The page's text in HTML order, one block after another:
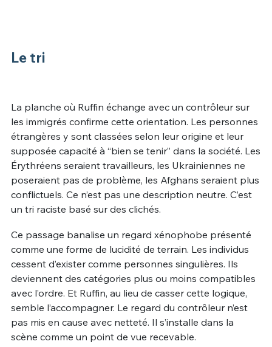
Le tri
La planche où Ruffin échange avec un contrôleur sur
les immigrés confirme cette orientation. Les personnes
étrangères y sont classées selon leur origine et leur
supposée capacité à “bien se tenir” dans la société. Les
Érythréens seraient travailleurs, les Ukrainiennes ne
poseraient pas de problème, les Afghans seraient plus
conflictuels. Ce n’est pas une description neutre. C’est
un tri raciste basé sur des clichés.
Ce passage banalise un regard xénophobe présenté
comme une forme de lucidité de terrain. Les individus
cessent d’exister comme personnes singulières. Ils
deviennent des catégories plus ou moins compatibles
avec l’ordre. Et Ruffin, au lieu de casser cette logique,
semble l’accompagner. Le regard du contrôleur n’est
pas mis en cause avec netteté. Il s’installe dans la
scène comme un point de vue recevable.